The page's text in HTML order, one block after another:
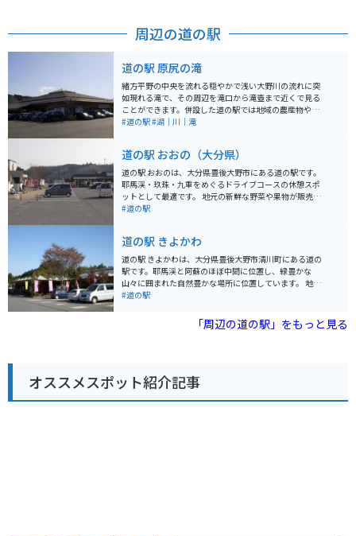
レストランなので、自家産の豊後牛を比較的低価格で楽
うとの願いから名づけられました。 レストランは、ただ
食事を楽しむ場所でなく、体験を思い出に残すことがで
きる特別な空間とされています。開放的なテラスでの食
事を楽しむことができ、動物たちと触れあることもでき
るため、訪れた人々には非常にリラックスした時間を過
ごしてもらえるよう心がけられています。レストランか
らはくじゅう連山を見渡すことができ、その美しい眺め
も、訪れる客にとっての一つのご馳走となっています。
周辺の道の駅
道の駅 原尻の滝
緒方平野の中央を流れる穏やかで浅い大野川の流れに突
如現れる滝で、その周辺を滝口から滝壺まで近くで見る
ことができます。併設した道の駅では地域の農産物やお
土産品の購入ができ、5月には地域の特産品であるチュー
#道の駅#湖｜川｜滝
道の駅 おおの（大分県）
道の駅 おおのは、大分県豊後大野市にある道の駅です。
耶馬渓・玖珠・九重をめぐるドライブコースの休憩スポ
ットとして最適です。 地元の新鮮な野菜や果物が販売さ
れている直売所や、豊後大野市の特産品を販売するショ
しいたけなど、豊後大野市ならではの味が堪能できま
す。 バイクで訪れる場合、道の駅には広い駐車場が完備
されているので安心です。ツーリングの休憩地点とし
て、ぜひ立ち寄ってみてください。道の駅の周辺には、
雄大な自然が広がっており、耶馬渓や九重連山など、景
産品をお土産にできる * 地元の食材を使った料理が楽し
#道の駅
道の駅 きよかわ
道の駅 きよかわは、大分県豊後大野市清川町にある道の
駅です。耶馬渓と阿蘇のほぼ中間に位置し、緑豊かな
山々に囲まれた自然豊かな場所に位置しています。 地元
の新鮮な野菜や果物、加工品などを販売する物産館や、
す。特におすすめは、豊後大野市産の新鮮な野菜をふん
だんに使った「だんご汁」です。 また、道の駅 きよかわ
駅には、バイクスタンドや休憩スペースも完備されてい
ます。 周辺には、原尻の滝や沈堕の滝などの観光スポッ
トがあります。道の駅 きよかわは、自然豊かな大分県を
#道の駅
「周辺の道の駅」をもっと見る
オススメスポット紹介記事